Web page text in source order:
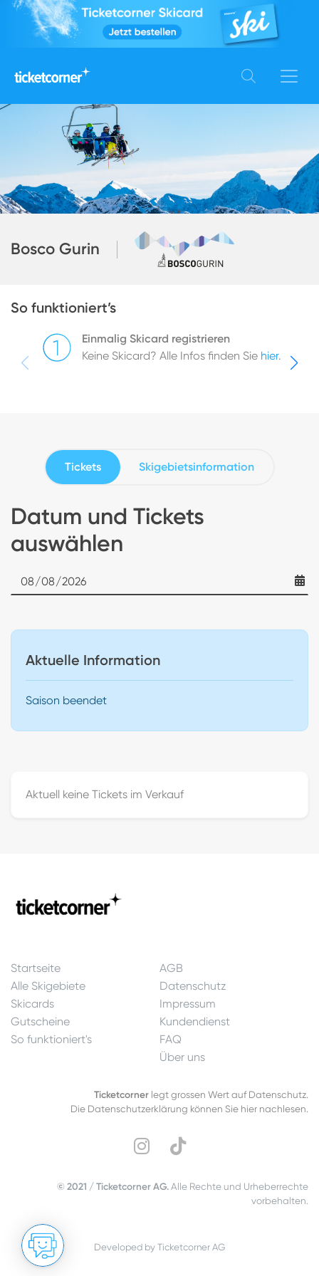
Bosco Gurin
So funktioniert’s
Einmalig Skicard registrieren
Keine Skicard? Alle Infos finden Sie hier.
Datum und Tickets
auswählen
Date
Tickets Skigebietsinformation
Aktuelle Information
Saison beendet
Aktuell keine Tickets im Verkauf
Startseite
AGB
Alle Skigebiete
Datenschutz
Skicards
Impressum
Gutscheine
Kundendienst
So funktioniert's
FAQ
Über uns
Ticketcorner legt grossen Wert auf Datenschutz.
Die Datenschutzerklärung können Sie hier nachlesen.
© 2021 / Ticketcorner AG.Alle Rechte und Urheberrechte
vorbehalten.
Developed by Ticketcorner AG